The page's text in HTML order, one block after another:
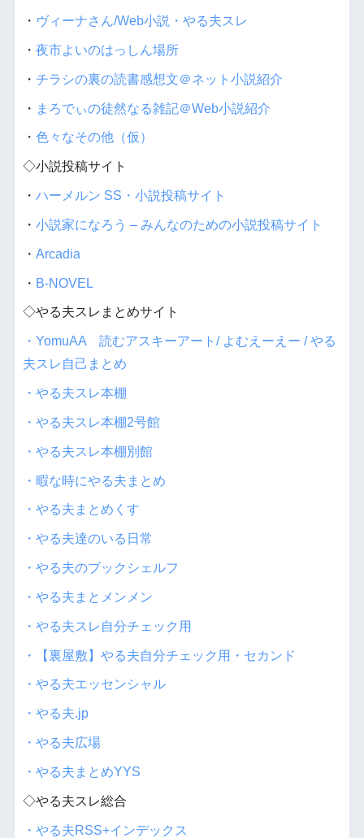
・ ヴィーナさん/Web小説・やる夫スレ
・ 夜市よいのはっしん場所
・ チラシの裏の読書感想文＠ネット小説紹介
・ まろでぃの徒然なる雑記＠Web小説紹介
・ 色々なその他（仮）
◇小説投稿サイト
・ ハーメルン SS・小説投稿サイト
・ 小説家になろう – みんなのための小説投稿サイト
・ Arcadia
・ B-NOVEL
◇やる夫スレまとめサイト
・YomuAA 読むアスキーアート/ よむえーえー / やる
夫スレ自己まとめ
・やる夫スレ本棚
・やる夫スレ本棚2号館
・やる夫スレ本棚別館
・暇な時にやる夫まとめ
・やる夫まとめくす
・やる夫達のいる日常
・やる夫のブックシェルフ
・やる夫まとメンメン
・やる夫スレ自分チェック用
・【裏屋敷】やる夫自分チェック用・セカンド
・やる夫エッセンシャル
・やる夫.jp
・やる夫広場
・やる夫まとめYYS
◇やる夫スレ総合
・やる夫RSS+インデックス